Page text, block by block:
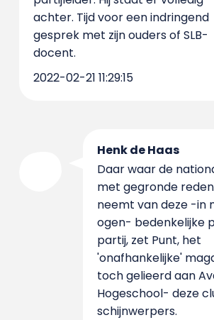
achter. Tijd voor een indringend
gesprek met zijn ouders of SLB-
docent.
2022-02-21 11:29:15
Henk de Haas
Daar waar de
met gegronde
neemt van deze -in
ogen- bedenkelijke
partij, zet Punt, het
'onafhankelijke'
toch gelieerd aan
Hogeschool- deze
schijnwerpers.